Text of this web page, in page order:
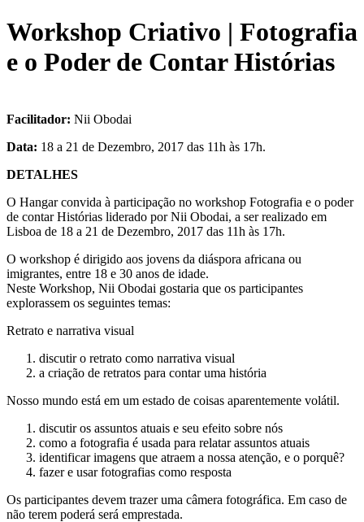
Workshop Criativo | Fotografia
e o Poder de Contar Histórias
Facilitador: Nii Obodai
Data: 18 a 21 de Dezembro, 2017 das 11h às 17h.
DETALHES
O Hangar convida à participação no workshop Fotografia e o poder
de contar Histórias liderado por Nii Obodai, a ser realizado em
Lisboa de 18 a 21 de Dezembro, 2017 das 11h às 17h.
O workshop é dirigido aos jovens da diáspora africana ou
imigrantes, entre 18 e 30 anos de idade.
Neste Workshop, Nii Obodai gostaria que os participantes
explorassem os seguintes temas:
Retrato e narrativa visual
discutir o retrato como narrativa visual
a criação de retratos para contar uma história
Nosso mundo está em um estado de coisas aparentemente volátil.
discutir os assuntos atuais e seu efeito sobre nós
como a fotografia é usada para relatar assuntos atuais
identificar imagens que atraem a nossa atenção, e o porquê?
fazer e usar fotografias como resposta
Os participantes devem trazer uma câmera fotográfica. Em caso de
não terem poderá será emprestada.